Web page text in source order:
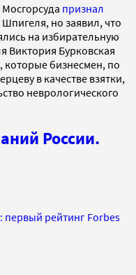
признал
но заявил, что
​на избирательную
Виктория Бурковская
которые бизнесмен, по
в качестве взятки,
неврологического
России.
рейтинг Forbes